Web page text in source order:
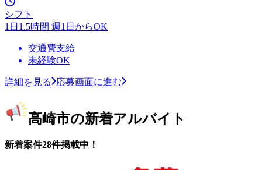
シフト
1日1.5時間 週1日からOK
交通費支給
未経験OK
詳細を見る 応募画面に進む
高崎市の新着アルバイト
新着案件28件掲載中！